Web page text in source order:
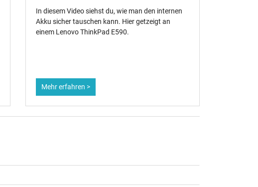
In diesem Video siehst du, wie man den internen
Akku sicher tauschen kann. Hier getzeigt an
einem Lenovo ThinkPad E590.
Mehr erfahren >